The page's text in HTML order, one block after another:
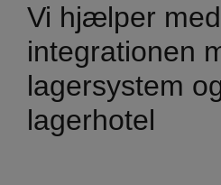
Vi hjælper med
integrationen
lagersystem
lagerhotel